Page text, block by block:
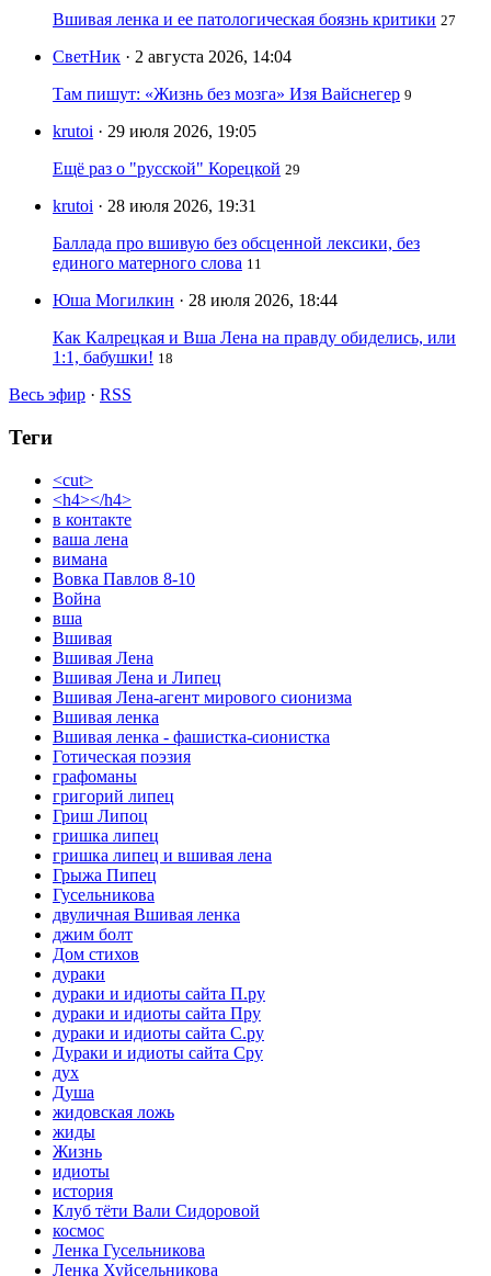
Вшивая ленка и ее патологическая боязнь критики 27
СветНик · 2 августа 2026, 14:04
Там пишут: «Жизнь без мозга» Изя Вайснегер 9
krutoi · 29 июля 2026, 19:05
Ещё раз о "русской" Корецкой 29
krutoi · 28 июля 2026, 19:31
Баллада про вшивую без обсценной лексики, без
единого матерного слова 11
Юша Могилкин · 28 июля 2026, 18:44
Как Калрецкая и Вша Лена на правду обиделись, или
1:1, бабушки! 18
Весь эфир · RSS
Теги
<cut>
<h4></h4>
в контакте
ваша лена
вимана
Вовка Павлов 8-10
Война
вша
Вшивая
Вшивая Лена
Вшивая Лена и Липец
Вшивая Лена-агент мирового сионизма
Вшивая ленка
Вшивая ленка - фашистка-сионистка
Готическая поэзия
графоманы
григорий липец
Гриш Липоц
гришка липец
гришка липец и вшивая лена
Грыжа Пипец
Гусельникова
двуличная Вшивая ленка
джим болт
Дом стихов
дураки
дураки и идиоты сайта П.ру
дураки и идиоты сайта Пру
дураки и идиоты сайта С.ру
Дураки и идиоты сайта Сру
дух
Душа
жидовская ложь
жиды
Жизнь
идиоты
история
Клуб тёти Вали Сидоровой
космос
Ленка Гусельникова
Ленка Хуйсельникова